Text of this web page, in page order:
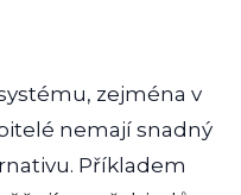
zejména v
nemají snadný
Příkladem